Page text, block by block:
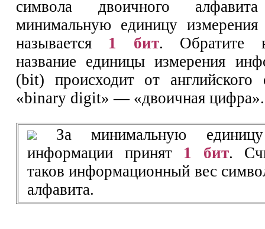
символа двоичного
минимальную единицу
называется 1 бит. Обратите
название единицы измерения
(bit) происходит от английского
«binary digit» — «двоичная цифра».
За минимальную единицу
информации принят 1 бит.
таков информационный вес
алфавита.